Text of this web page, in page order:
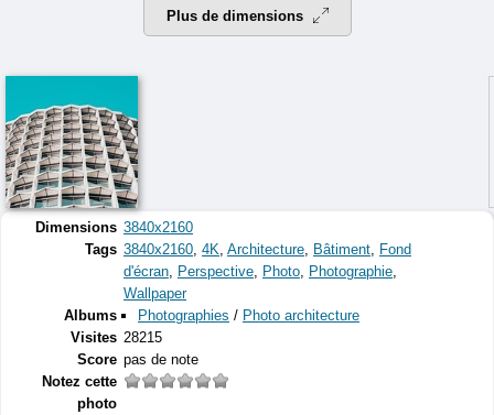
Plus de dimensions
Dimensions 3840x2160
Tags 3840x2160, 4K, Architecture, Bâtiment, Fond
d'écran, Perspective, Photo, Photographie,
Wallpaper
Albums
Photographies / Photo architecture
Visites 28215
Score pas de note
Notez cette
photo